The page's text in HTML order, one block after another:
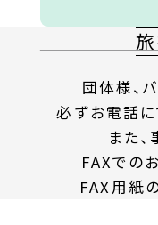
団体様、
必ずお電話に
また
FAXでの
FAX用紙